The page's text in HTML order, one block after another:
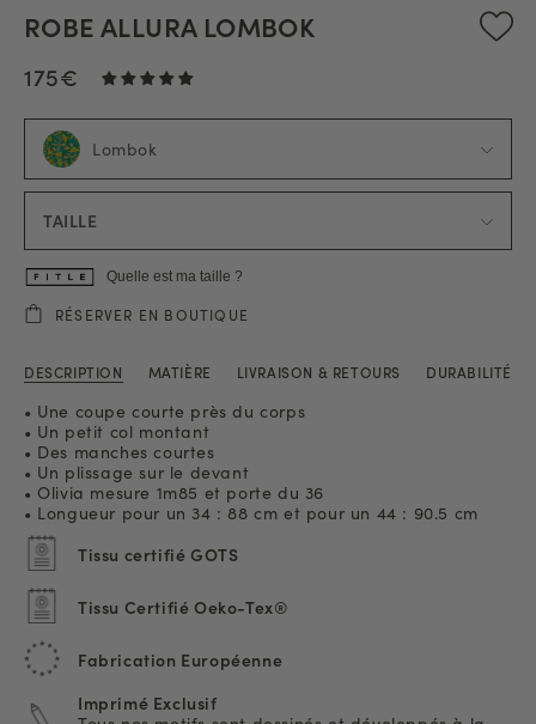
ROBE ALLURA LOMBOK
175€
Lombok
TAILLE
Quelle est ma taille ?
RÉSERVER EN BOUTIQUE
DESCRIPTION MATIÈRE LIVRAISON & RETOURS DURABILITÉ
• Une coupe courte près du corps
• Un petit col montant
• Des manches courtes
• Un plissage sur le devant
• Olivia mesure 1m85 et porte du 36
• Longueur pour un 34 : 88 cm et pour un 44 : 90.5 cm
Tissu certifié GOTS
Tissu Certifié Oeko-Tex®
Fabrication Européenne
Imprimé Exclusif